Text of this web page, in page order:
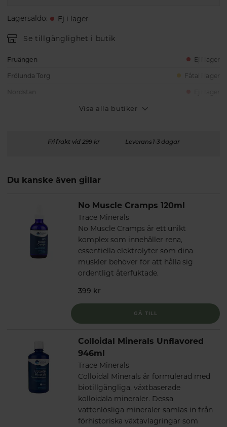
Lagersaldo: Ej i lager
Se tillgänglighet i butik
Fruängen Ej i lager
Frölunda Torg Fåtal i lager
Visa alla butiker
Fri frakt vid 299 kr Leverans 1-3 dagar
Du kanske även gillar
No Muscle Cramps 120ml
Trace Minerals
No Muscle Cramps är ett unikt
komplex som innehåller rena,
essentiella elektrolyter som dina
muskler behöver för att hålla sig
ordentligt återfuktade.
399 kr
GÅ TILL
Colloidal Minerals Unflavored
946ml
Trace Minerals
Colloidal Minerals är formulerad med
biotillgängliga, växtbaserade
kolloidala mineraler. Dessa
vattenlösliga mineraler samlas in från
förhistoriska växtavlagringar som